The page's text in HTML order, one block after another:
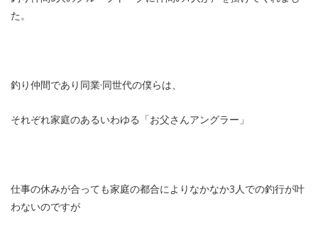
た。
釣り仲間であり同業·同世代の僕らは、
それぞれ家庭のあるいわゆる「お父さんアングラー」
仕事の休みが合っても家庭の都合によりなかなか3人での釣行が叶
わないのですが